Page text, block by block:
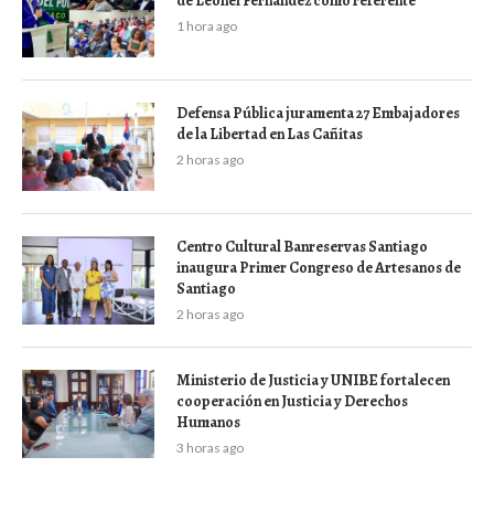
1 hora ago
Defensa Pública juramenta 27 Embajadores
de la Libertad en Las Cañitas
2 horas ago
Centro Cultural Banreservas Santiago
inaugura Primer Congreso de Artesanos de
Santiago
2 horas ago
Ministerio de Justicia y UNIBE fortalecen
cooperación en Justicia y Derechos
Humanos
3 horas ago